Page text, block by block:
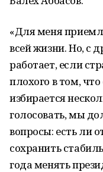
«Для меня
всей жизни. Но, с
работает, если
плохого в том,
избирается
голосовать, мы
вопросы: есть ли
сохранить
года менять